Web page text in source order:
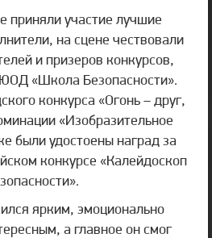
приняли участие лучшие
на сцене чествовали
и призеров конкурсов,
«Школа Безопасности».
конкурса «Огонь – друг,
«Изобразительное
были удостоены наград за
конкурсе «Калейдоскоп
ярким, эмоционально
а главное он смог